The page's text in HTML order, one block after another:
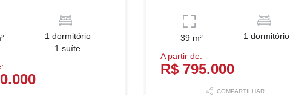
1 dormitório
1 suíte
39 m² 1 dormitório
A partir de:
R$ 795.000
COMPARTILHAR